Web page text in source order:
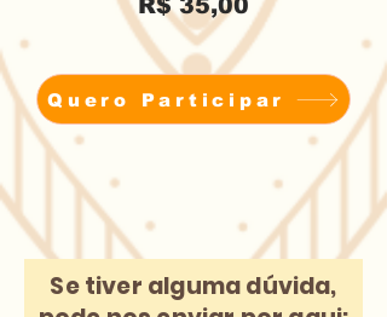
R$ 35,00
Quero Participar
Se tiver alguma dúvida,